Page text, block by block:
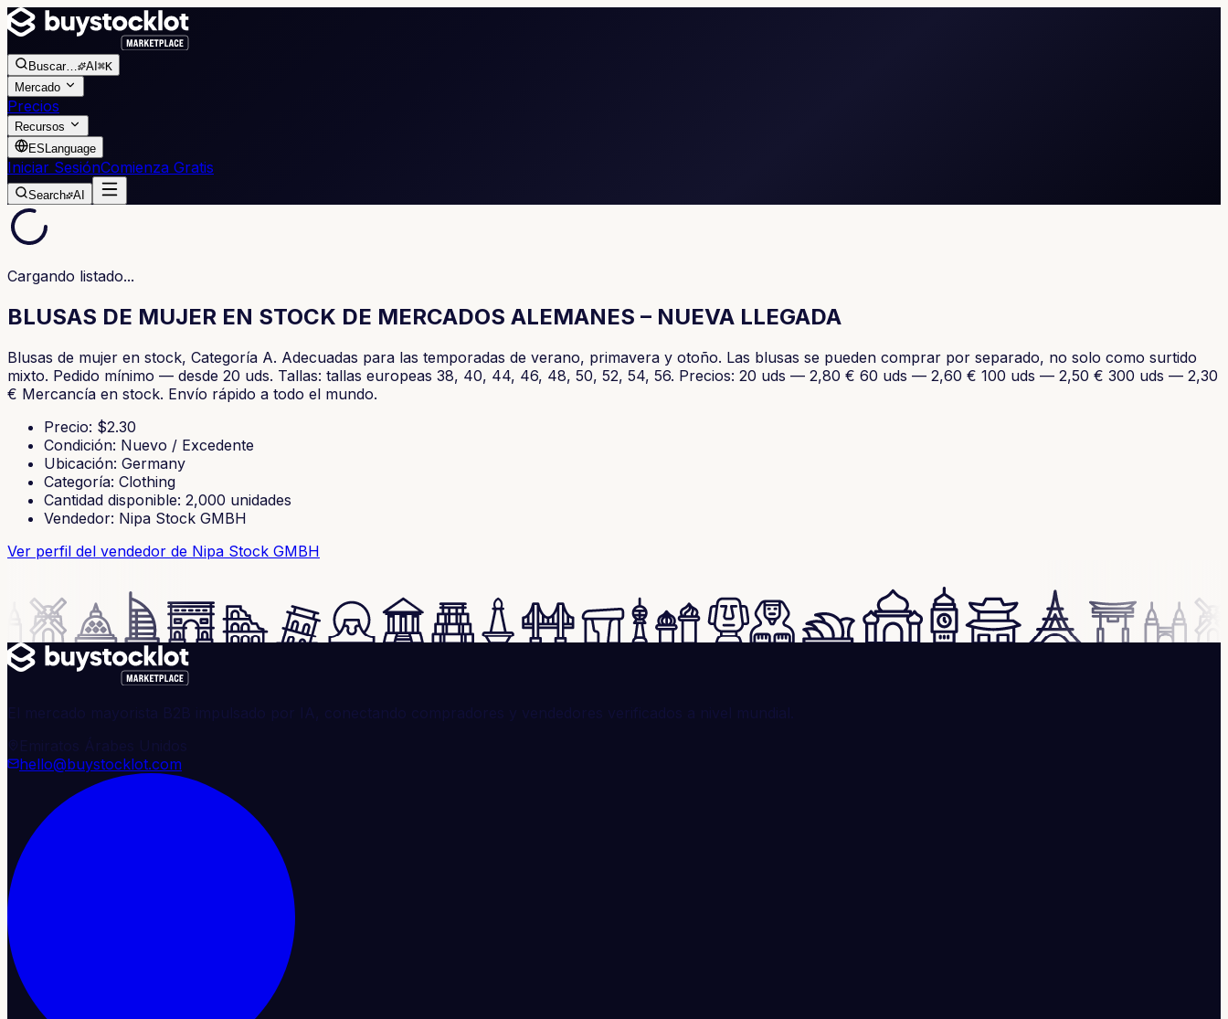
Buscar… AI ⌘K
Mercado
Precios
Recursos
ES Language
Iniciar SesiónComienza Gratis
Search AI
Cargando listado...
BLUSAS DE MUJER EN STOCK DE MERCADOS ALEMANES – NUEVA LLEGADA
Blusas de mujer en stock, Categoría A. Adecuadas para las temporadas de verano, primavera y otoño. Las blusas se pueden comprar por separado, no solo como surtido
mixto. Pedido mínimo — desde 20 uds. Tallas: tallas europeas 38, 40, 44, 46, 48, 50, 52, 54, 56. Precios: 20 uds — 2,80 € 60 uds — 2,60 € 100 uds — 2,50 € 300 uds — 2,30
€ Mercancía en stock. Envío rápido a todo el mundo.
Precio: $2.30
Condición: Nuevo / Excedente
Ubicación: Germany
Categoría: Clothing
Cantidad disponible: 2,000 unidades
Vendedor: Nipa Stock GMBH
Ver perfil del vendedor de Nipa Stock GMBH
El mercado mayorista B2B impulsado por IA, conectando compradores y vendedores verificados a nivel mundial.
Emiratos Árabes Unidos
hello@buystocklot.com